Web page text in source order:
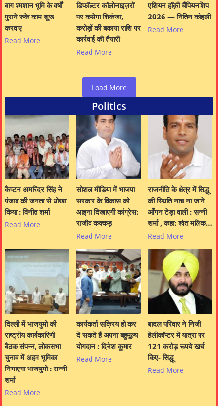
बाग श्मशान भूमि के वर्षों
पुराने रुके काम शुरू
करवाए
Read More
डिफॉल्टर कॉलोनाइज़रों
पर कसेगा शिकंजा,
करोड़ों की बकाया राशि पर
कार्रवाई की तैयारी
Read More
एशियन हॉक़ी चैंपियनशिप
2026 — नितिन कोहली
Read More
Load More
Politics
कैप्टन अमरिंदर सिंह ने
पंजाब की जनता से धोखा
किया : विनीत शर्मा
Read More
सोशल मीडिया में भाजपा
सरकार के विकास को
आइना दिखाएगी कांग्रेस:
राजीव कक्कड़
Read More
राजनीति के क्षेत्र में सिद्धू
की स्थिति नाच ना जाने
आँगन टेड़ा वाली : सन्नी
शर्मा , कहा: श्वेत मलिक…
Read More
दिल्ली में भाजयुमो की
राष्ट्रीय कार्यकारिणी
बैठक संपन्न, लोकसभा
चुनाव में अहम भूमिका
निभाएगा भाजयुमो : सन्नी
शर्मा
Read More
कार्यकर्ता सक्रिय हो कर
दे सकते हैं अपना बहुमूल्य
योगदान : दिनेश कुमार
Read More
बादल परिवार ने निजी
हेलीकॉप्टर में यात्रा पर
121 करोड़ रूपये खर्च
किए- सिद्धू
Read More